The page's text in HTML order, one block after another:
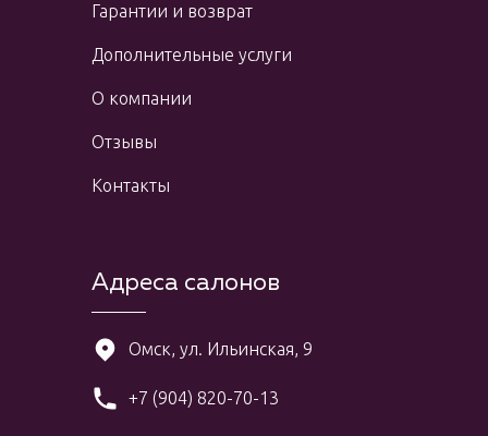
Адреса салонов
+7 (904) 820-70-13
Омск, ул. Ильинская, 9
Гарантии и возврат
Дополнительные услуги
О компании
Отзывы
Контакты